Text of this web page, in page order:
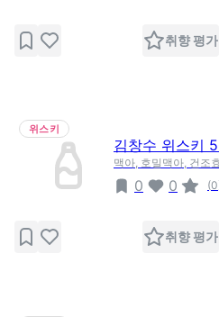
취향 평가
위스키
김창수 위스키
맥아, 호밀맥아, 건조
0 0 (0
취향 평가